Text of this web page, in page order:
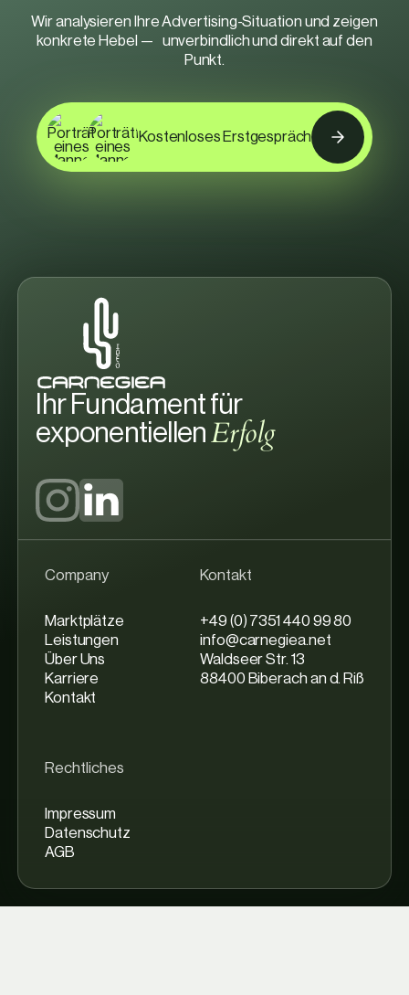
Wir analysieren Ihre Advertising-Situation und zeigen
konkrete Hebel — unverbindlich und direkt auf den
Punkt.
Kostenloses Erstgespräch
Ihr Fundament für
exponentiellenErfolg
Company
Marktplätze
Leistungen
Über Uns
Karriere
Kontakt
Kontakt
+49 (0) 7351 440 99 80
info@carnegiea.net
Waldseer Str. 13
88400 Biberach an d. Riß
Rechtliches
Impressum
Datenschutz
AGB